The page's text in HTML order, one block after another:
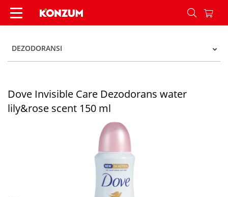
Dove Invisible Care Dezodorans water lily&rose
DEZODORANSI
Dove Invisible Care Dezodorans water
lily&rose scent 150 ml